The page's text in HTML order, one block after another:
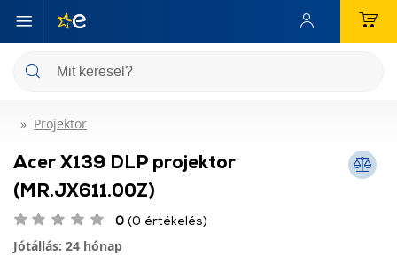
Projektor
Acer X139 DLP projektor
(MR.JX611.00Z)
0 (0 értékelés)
Jótállás: 24 hónap